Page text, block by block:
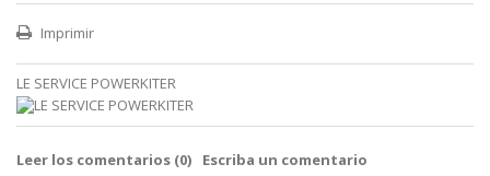
Imprimir
LE SERVICE POWERKITER
Leer los comentarios (0) Escriba un comentario